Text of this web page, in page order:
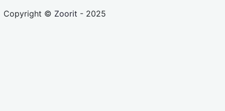
Copyright © Zoorit - 2025